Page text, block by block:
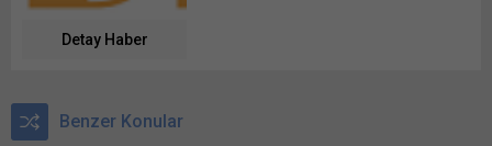
Detay Haber
Benzer Konular